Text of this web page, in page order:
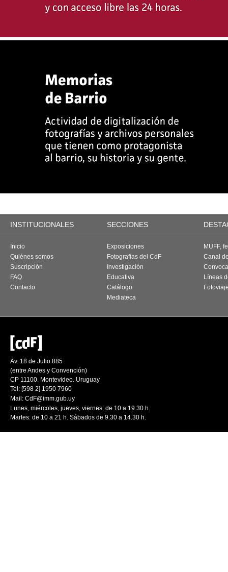
INSTITUCIONALES SECCIONES
Inicio
Quiénes somos
Suscripción
FAQ
Contacto
Exposiciones
Fotografías del CdF
Investigación
Educativa
Catálogo
Mediateca
MUFF,
Canal
Líneas
Av. 18 de Julio 885
(entre Andes y Convención)
CP 11100. Montevideo. Uruguay
Tel: [598 2] 1950 7960
Mail: CdF@imm.gub.uy
Lunes, miércoles, jueves, viernes: de 10 a 19.30 h.
Martes: de 10 a 21 h. Sábados de 9.30 a 14.30 h.